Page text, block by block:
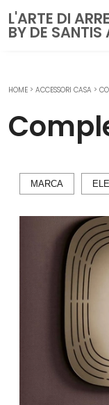
L'ARTE DI
BY DE SANTIS
CUCINE
Cucine
Cucine
ZONA
Librerie
Pareti
Salotti
Poltrone
Madie
HOME > ACCESSORI CASA >
MARCA